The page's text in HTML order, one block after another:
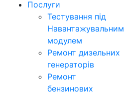
Послуги
Тестування під
Навантажувальним
модулем
Ремонт дизельних
генераторів
Ремонт
бензинових